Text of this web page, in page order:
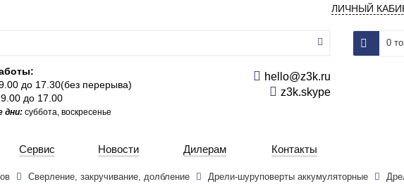
ЛИЧНЫЙ
0
до 17.30(без перерыва)
до 17.00
дни:суббота, воскресенье
hello@z3k.ru
z3k.skype
Сервис Новости Дилерам Контакты
Сверление, закручивание, долбление Дрели-шуруповерты аккумуляторные